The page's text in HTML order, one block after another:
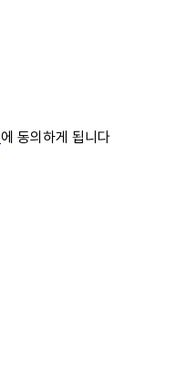
에 동의하게 됩니다